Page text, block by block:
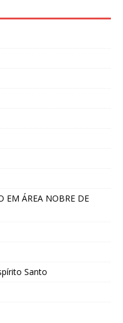
EM ÁREA NOBRE DE
Santo